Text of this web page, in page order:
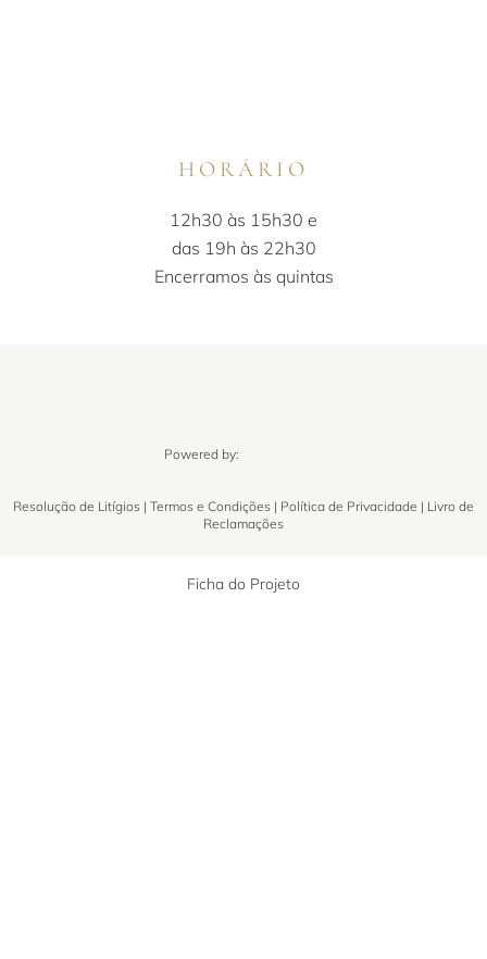
HORÁRIO
12h30 às 15h30 e
das 19h às 22h30
Encerramos às quintas
Powered by:
Resolução de Litígios | Termos e Condições | Política de Privacidade | Livro de
Reclamações
Ficha do Projeto